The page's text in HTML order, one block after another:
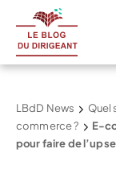
LBdD News
Quel
commerce ?
E-
pour faire de